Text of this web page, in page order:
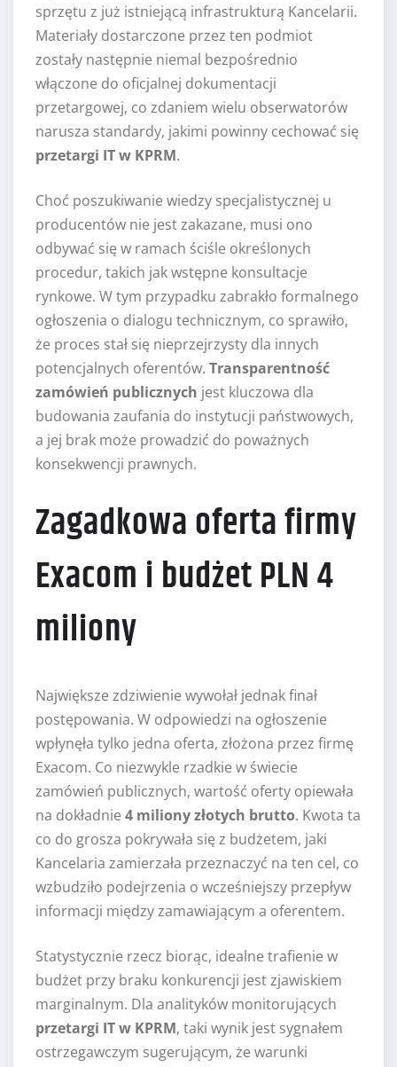
sprzętu z już istniejącą infrastrukturą Kancelarii.
Materiały dostarczone przez ten podmiot
zostały następnie niemal bezpośrednio
włączone do oficjalnej dokumentacji
przetargowej, co zdaniem wielu obserwatorów
narusza standardy, jakimi powinny cechować się
przetargi IT w KPRM.
Choć poszukiwanie wiedzy specjalistycznej u
producentów nie jest zakazane, musi ono
odbywać się w ramach ściśle określonych
procedur, takich jak wstępne konsultacje
rynkowe. W tym przypadku zabrakło formalnego
ogłoszenia o dialogu technicznym, co sprawiło,
że proces stał się nieprzejrzysty dla innych
potencjalnych oferentów. Transparentność
zamówień publicznych jest kluczowa dla
budowania zaufania do instytucji państwowych,
a jej brak może prowadzić do poważnych
konsekwencji prawnych.
Zagadkowa oferta firmy
Exacom i budżet PLN 4
miliony
Największe zdziwienie wywołał jednak finał
postępowania. W odpowiedzi na ogłoszenie
wpłynęła tylko jedna oferta, złożona przez firmę
Exacom. Co niezwykle rzadkie w świecie
zamówień publicznych, wartość oferty opiewała
na dokładnie 4 miliony złotych brutto. Kwota ta
co do grosza pokrywała się z budżetem, jaki
Kancelaria zamierzała przeznaczyć na ten cel, co
wzbudziło podejrzenia o wcześniejszy przepływ
informacji między zamawiającym a oferentem.
Statystycznie rzecz biorąc, idealne trafienie w
budżet przy braku konkurencji jest zjawiskiem
marginalnym. Dla analityków monitorujących
przetargi IT w KPRM, taki wynik jest sygnałem
ostrzegawczym sugerującym, że warunki